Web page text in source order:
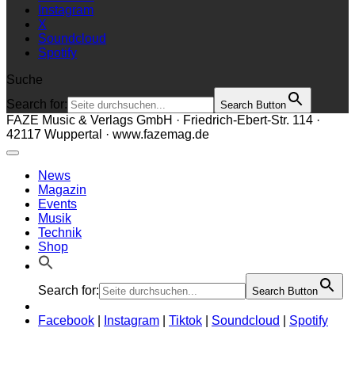
Instagram
X
Soundcloud
Spotify
Suche
Search for:
Search Button
FAZE Music & Verlags GmbH · Friedrich-Ebert-Str. 114 ·
42117 Wuppertal · www.fazemag.de
News
Magazin
Events
Musik
Technik
Shop
Search for: Search Button
Facebook Instagram Tiktok Soundcloud Spotify